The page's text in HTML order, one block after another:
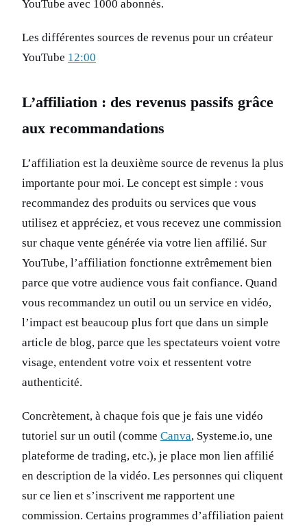
YouTube avec 1000 abonnés.
Les différentes sources de revenus pour un créateur
YouTube 12:00
L’affiliation : des revenus passifs grâce
aux recommandations
L’affiliation est la deuxième source de revenus la plus
importante pour moi. Le concept est simple : vous
recommandez des produits ou services que vous
utilisez et appréciez, et vous recevez une commission
sur chaque vente générée via votre lien affilié. Sur
YouTube, l’affiliation fonctionne extrêmement bien
parce que votre audience vous fait confiance. Quand
vous recommandez un outil ou un service en vidéo,
l’impact est beaucoup plus fort que dans un simple
article de blog, parce que les spectateurs voient votre
visage, entendent votre voix et ressentent votre
authenticité.
Concrètement, à chaque fois que je fais une vidéo
tutoriel sur un outil (comme Canva, Systeme.io, une
plateforme de trading, etc.), je place mon lien affilié
en description de la vidéo. Les personnes qui cliquent
sur ce lien et s’inscrivent me rapportent une
commission. Certains programmes d’affiliation paient